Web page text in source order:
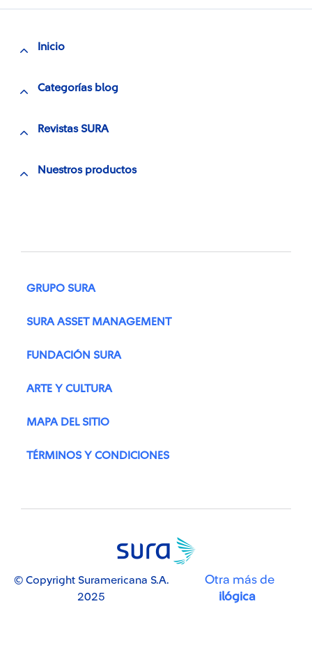
Inicio
Categorías blog
Revistas SURA
Nuestros productos
GRUPO SURA
SURA ASSET MANAGEMENT
FUNDACIÓN SURA
ARTE Y CULTURA
MAPA DEL SITIO
TÉRMINOS Y CONDICIONES
© Copyright Suramericana S.A.
2025
Otra más de
ilógica